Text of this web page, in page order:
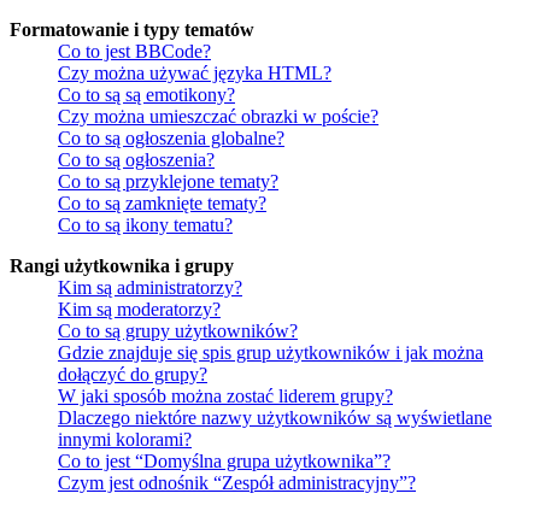
Formatowanie i typy tematów
Co to jest BBCode?
Czy można używać języka HTML?
Co to są są emotikony?
Czy można umieszczać obrazki w poście?
Co to są ogłoszenia globalne?
Co to są ogłoszenia?
Co to są przyklejone tematy?
Co to są zamknięte tematy?
Co to są ikony tematu?
Rangi użytkownika i grupy
Kim są administratorzy?
Kim są moderatorzy?
Co to są grupy użytkowników?
Gdzie znajduje się spis grup użytkowników i jak można
dołączyć do grupy?
W jaki sposób można zostać liderem grupy?
Dlaczego niektóre nazwy użytkowników są wyświetlane
innymi kolorami?
Co to jest “Domyślna grupa użytkownika”?
Czym jest odnośnik “Zespół administracyjny”?